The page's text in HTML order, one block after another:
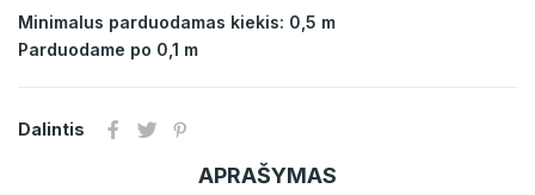
Minimalus parduodamas kiekis: 0,5 m
Parduodame po 0,1 m
Dalintis
APRAŠYMAS